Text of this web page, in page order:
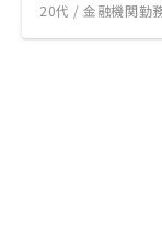
20代 / 金融機関勤